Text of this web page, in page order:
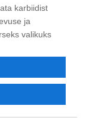
karbiidist
ja
valikuks